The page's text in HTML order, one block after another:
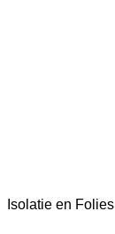
Isolatie en Folies